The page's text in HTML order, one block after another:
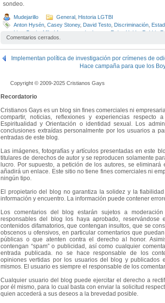
sondeo.
Mudejarillo General Historia LGTBI
Anton Hysén Casey Stoney, David Testo Discriminación
Liam Davis
Mikel Arteta premier league Reino Unido Robbie
Visibilidad LGTB
Comentarios cerrados.
Implementan política de investigación por crímenes de
Hace campaña para que los
Copyright © 2009-2025 Cristianos Gays
Recordatorio
Cristianos Gays es un blog sin fines comerciales ni
compartir, noticias, reflexiones y experiencias
Espiritualidad y Orientación o identidad sexual. Los
conclusiones extraídas personalmente por los usuarios a
entradas de este blog.
Las imágenes, fotografías y artículos presentadas en este
titulares de derechos de autor y se reproducen solamente
lucro. Por supuesto, a petición de los autores, se
añadirá un enlace. Este sitio no tiene fines comerciales ni
ningún tipo.
El propietario del blog no garantiza la solidez y la
información y encuentro. La información puede contener
Los comentarios del blog estarán sujetos a
responsables del blog los haya aprobado,
contenidos difamatorios, que contengan insultos, que se
obscenos u ofensivos, en particular comentarios que
públicas o que atenten contra el derecho al honor.
contengan “spam” o publicidad, así como cualquier
entrada publicada. no se hace responsable de los
opiniones vertidas por los usuarios del blog y publicados
mismos. El usuario es siempre el responsable de los
Cualquier usuario del blog puede ejercitar el derecho a
por él mismo, para lo cual basta con enviar la solicitud
quien accederá a sus deseos a la brevedad posible.